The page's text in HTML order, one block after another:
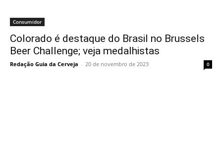
Consumidor
Colorado é destaque do Brasil no Brussels
Beer Challenge; veja medalhistas
Redação Guia da Cerveja - 20 de novembro de 2023 0